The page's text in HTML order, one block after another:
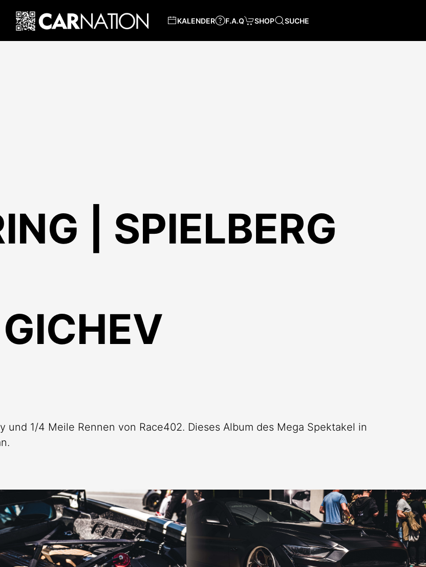
KALENDER F.A.Q SHOP SUCHE
| SPIELBERG
und 1/4 Meile Rennen von Race402. Dieses Album des Mega Spektakel in